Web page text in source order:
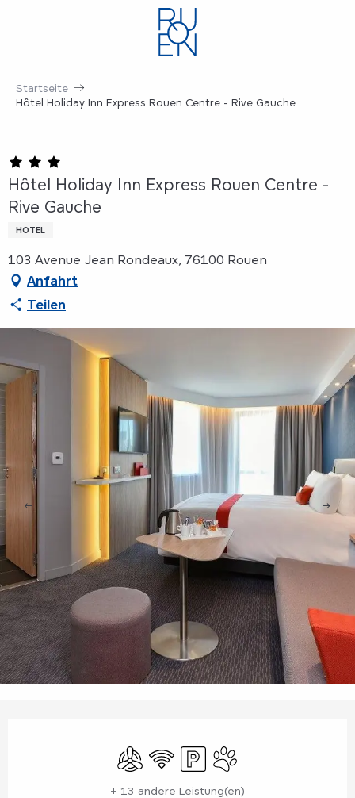
Startseite
Hôtel Holiday Inn Express Rouen Centre - Rive Gauche
Hôtel Holiday Inn Express Rouen Centre -
Rive Gauche
HOTEL
103 Avenue Jean Rondeaux, 76100 Rouen
Anfahrt
Teilen
Klimaanlage
Wi-Fi ParkplatzTiere erlaubt
+ 13 andere Leistung(en)